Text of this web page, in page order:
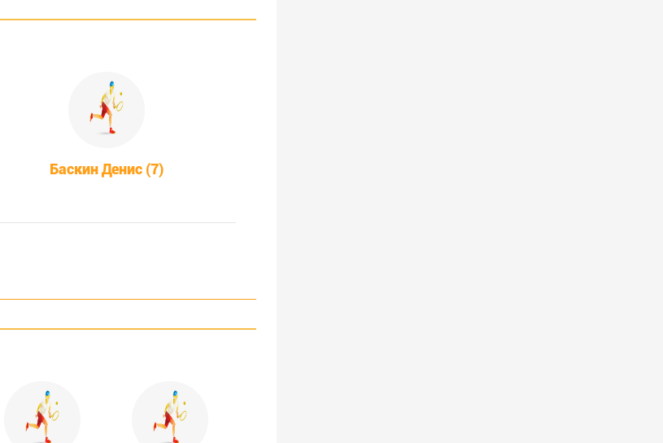
Баскин Денис (7)